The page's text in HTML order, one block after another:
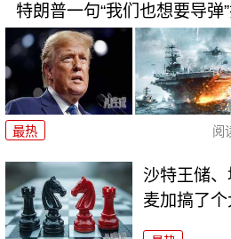
特朗普一句“我们也想要导弹
最热 阅
沙特王储
麦加搞了个